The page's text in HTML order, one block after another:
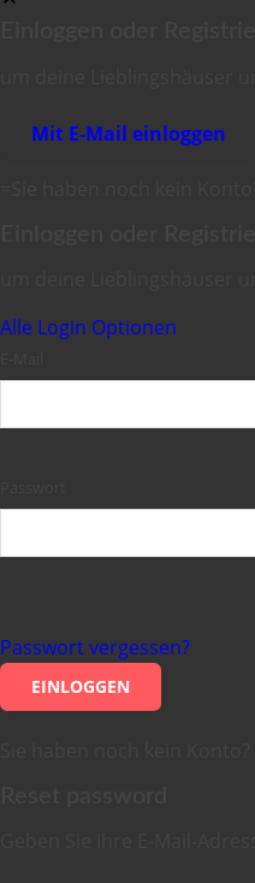
Mit E-Mail einloggen
Alle Login Optionen
Passwort vergessen?
EINLOGGEN